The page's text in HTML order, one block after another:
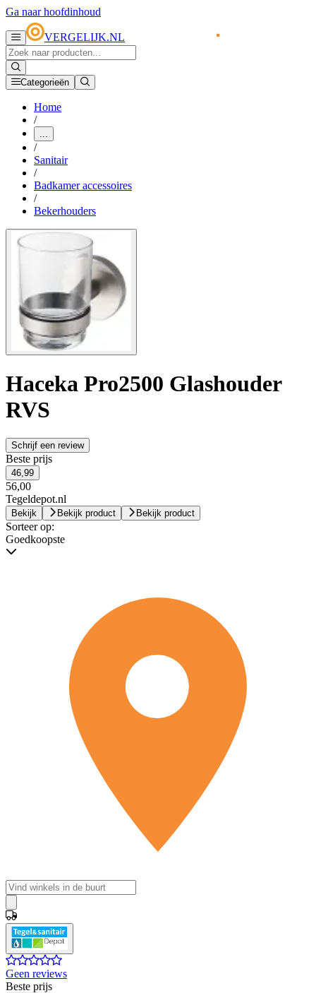
Ga naar hoofdinhoud
VERGELIJK.NL
Categorieën
Home
/
...
/
Sanitair
/
Badkamer accessoires
/
Bekerhouders
Haceka Pro2500 Glashouder
RVS
Schrijf een review
Beste prijs
46,99
56,00
Tegeldepot.nl
Bekijk Bekijk product Bekijk product
Sorteer op:
Goedkoopste
Geen reviews
Beste prijs